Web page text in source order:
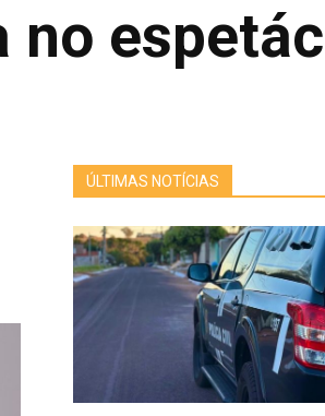
no
ÚLTIMAS NOTÍCIAS